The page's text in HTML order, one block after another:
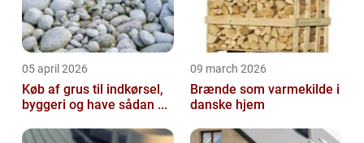
05 april 2026
Køb af grus til indkørsel,
byggeri og have sådan ...
09 march 2026
Brænde som varmekilde i
danske hjem